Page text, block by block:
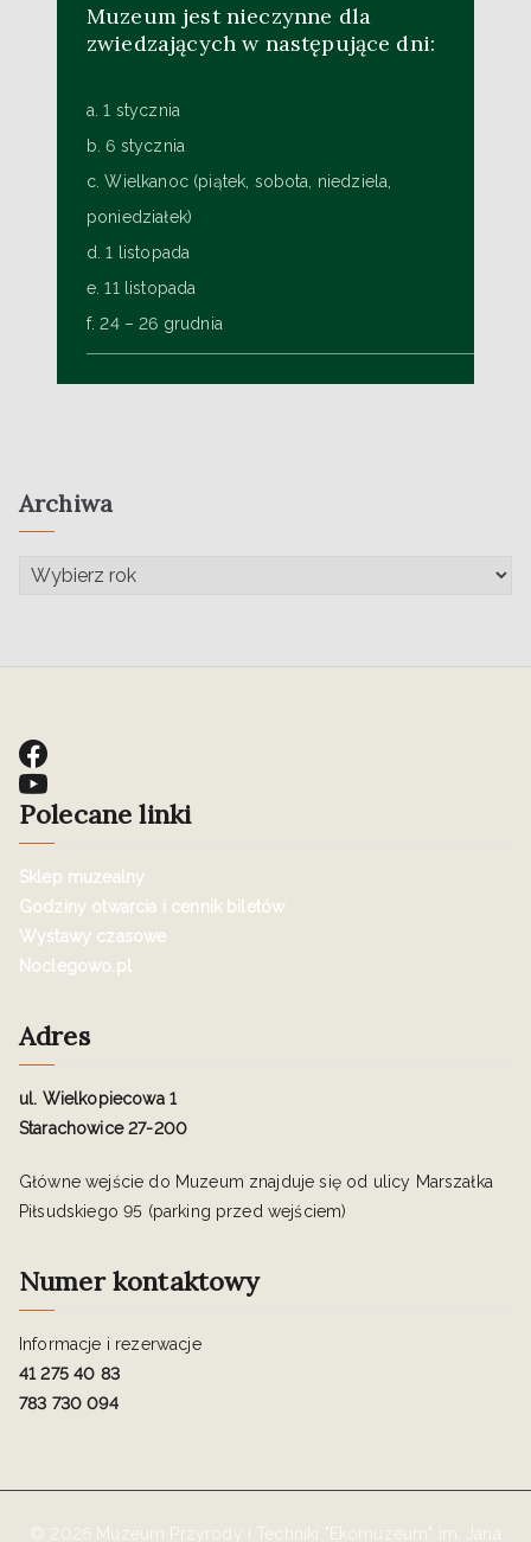
Muzeum jest nieczynne dla
zwiedzających w następujące dni:
a. 1 stycznia
b. 6 stycznia
c. Wielkanoc (piątek, sobota, niedziela,
poniedziałek)
d. 1 listopada
e. 11 listopada
f. 24 – 26 grudnia
Archiwa
Polecane linki
Sklep muzealny
Godziny otwarcia i cennik biletów
Wystawy czasowe
Noclegowo.pl
Adres
ul. Wielkopiecowa 1
Starachowice 27-200
Główne wejście do Muzeum znajduje się od ulicy Marszałka
Piłsudskiego 95 (parking przed wejściem)
Numer kontaktowy
Informacje i rezerwacje
41 275 40 83
783 730 094
© 2026 Muzeum Przyrody i Techniki "Ekomuzeum" im. Jana